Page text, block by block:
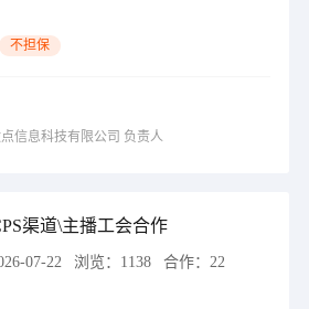
不担保
信息科技有限公司 负责人
渠道\主播工会合作
07-22 浏览： 1138 合作： 22